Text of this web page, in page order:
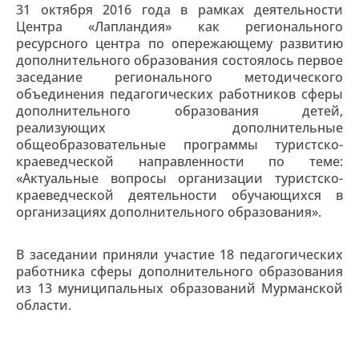
31 октября 2016 года в рамках деятельности
Центра «Лапландия» как регионального
ресурсного центра по опережающему развитию
дополнительного образования состоялось первое
заседание регионального методического
объединения педагогических работников сферы
дополнительного образования детей,
реализующих дополнительные
общеобразовательные программы туристско-
краеведческой направленности по теме:
«Актуальные вопросы организации туристско-
краеведческой деятельности обучающихся в
организациях дополнительного образования».
В заседании приняли участие 18 педагогических
работника сферы дополнительного образования
из 13 муниципальных образований Мурманской
области.